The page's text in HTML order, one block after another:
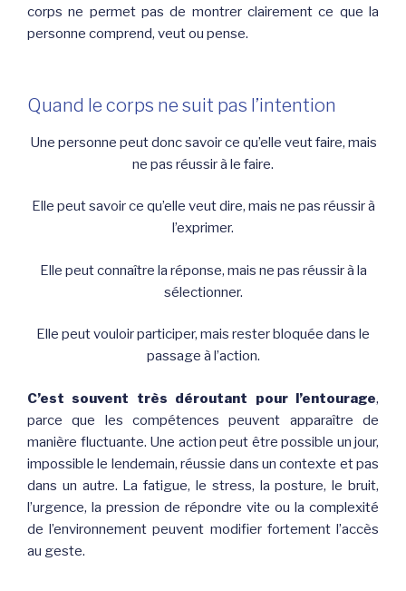
corps ne permet pas de montrer clairement ce que la
personne comprend, veut ou pense.
Quand le corps ne suit pas l’intention
Une personne peut donc savoir ce qu’elle veut faire, mais
ne pas réussir à le faire.
Elle peut savoir ce qu’elle veut dire, mais ne pas réussir à
l’exprimer.
Elle peut connaître la réponse, mais ne pas réussir à la
sélectionner.
Elle peut vouloir participer, mais rester bloquée dans le
passage à l’action.
C’est souvent très déroutant pour l’entourage,
parce que les compétences peuvent apparaître de
manière fluctuante. Une action peut être possible un jour,
impossible le lendemain, réussie dans un contexte et pas
dans un autre. La fatigue, le stress, la posture, le bruit,
l’urgence, la pression de répondre vite ou la complexité
de l’environnement peuvent modifier fortement l’accès
au geste.